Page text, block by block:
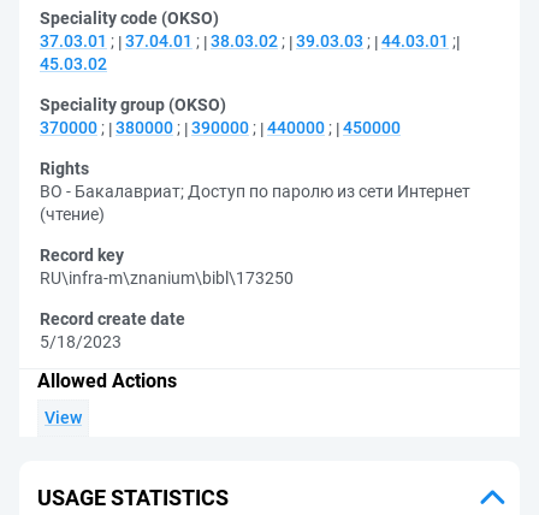
Speciality code (OKSO)
37.03.01 ; 37.04.01 ; 38.03.02 ; 39.03.03 ; 44.03.01 ;
45.03.02
Speciality group (OKSO)
370000 ; 380000 ; 390000 ; 440000 ; 450000
Rights
ВО - Бакалавриат; Доступ по паролю из сети Интернет
(чтение)
Record key
RU\infra-m\znanium\bibl\173250
Record create date
5/18/2023
Allowed Actions
View
USAGE STATISTICS